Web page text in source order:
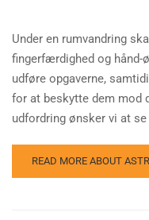
Under en rumvandring
fingerfærdighed og
udføre opgaverne,
for at beskytte dem mod
udfordring ønsker vi at se
READ MORE ABOUT